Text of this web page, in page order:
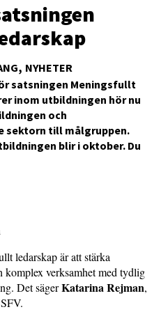
NYHETER
satsningen Meningsfullt
inom utbildningen hör nu
och
sektorn till målgruppen.
blir i oktober. Du
ledarskap är att stärka
komplex verksamhet med tydlig
Det sägerKatarina Rejman,